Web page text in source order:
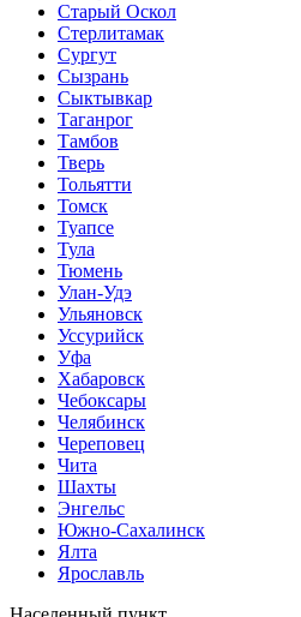
Старый Оскол
Стерлитамак
Сургут
Сызрань
Сыктывкар
Таганрог
Тамбов
Тверь
Тольятти
Томск
Туапсе
Тула
Тюмень
Улан-Удэ
Ульяновск
Уссурийск
Уфа
Хабаровск
Чебоксары
Челябинск
Череповец
Чита
Шахты
Энгельс
Южно-Сахалинск
Ялта
Ярославль